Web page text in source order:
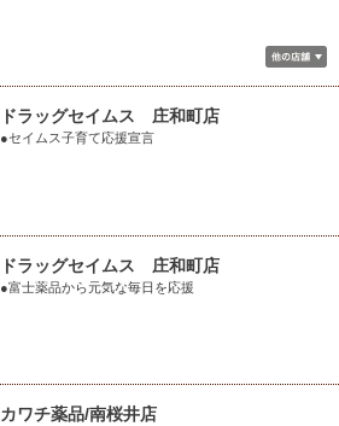
ドラッグセイムス 庄和町店
●セイムス子育て応援宣言
ドラッグセイムス 庄和町店
●富士薬品から元気な毎日を応援
カワチ薬品/南桜井店